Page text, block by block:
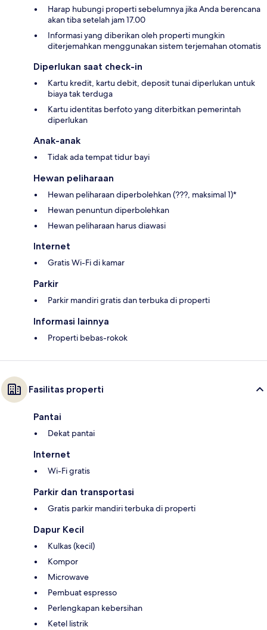
Harap hubungi properti sebelumnya jika Anda berencana
akan tiba setelah jam 17.00
Informasi yang diberikan oleh properti mungkin
diterjemahkan menggunakan sistem terjemahan otomatis
Diperlukan saat check-in
Kartu kredit, kartu debit, deposit tunai diperlukan untuk
biaya tak terduga
Kartu identitas berfoto yang diterbitkan pemerintah
diperlukan
Anak-anak
Tidak ada tempat tidur bayi
Hewan peliharaan
Hewan peliharaan diperbolehkan (???, maksimal 1)*
Hewan penuntun diperbolehkan
Hewan peliharaan harus diawasi
Internet
Gratis Wi-Fi di kamar
Parkir
Parkir mandiri gratis dan terbuka di properti
Informasi lainnya
Properti bebas-rokok
Fasilitas properti
Pantai
Dekat pantai
Internet
Wi-Fi gratis
Parkir dan transportasi
Gratis parkir mandiri terbuka di properti
Dapur Kecil
Kulkas (kecil)
Kompor
Microwave
Pembuat espresso
Perlengkapan kebersihan
Ketel listrik